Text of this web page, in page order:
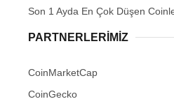
Son 1 Ayda En Çok Düşen
PARTNERLERIMIZ
CoinMarketCap
CoinGecko